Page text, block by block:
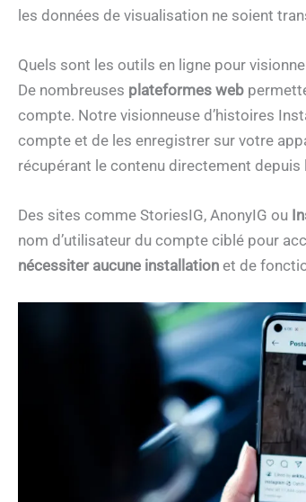
les données de visualisation ne soient
Quels sont les outils en ligne pour
De nombreuses plateformes web
compte. Notre visionneuse d’histoires
compte et de les enregistrer sur votre
récupérant le contenu directement
Des sites comme StoriesIG, AnonyIG ou
nom d’utilisateur du compte ciblé pour
nécessiter aucune installation et de